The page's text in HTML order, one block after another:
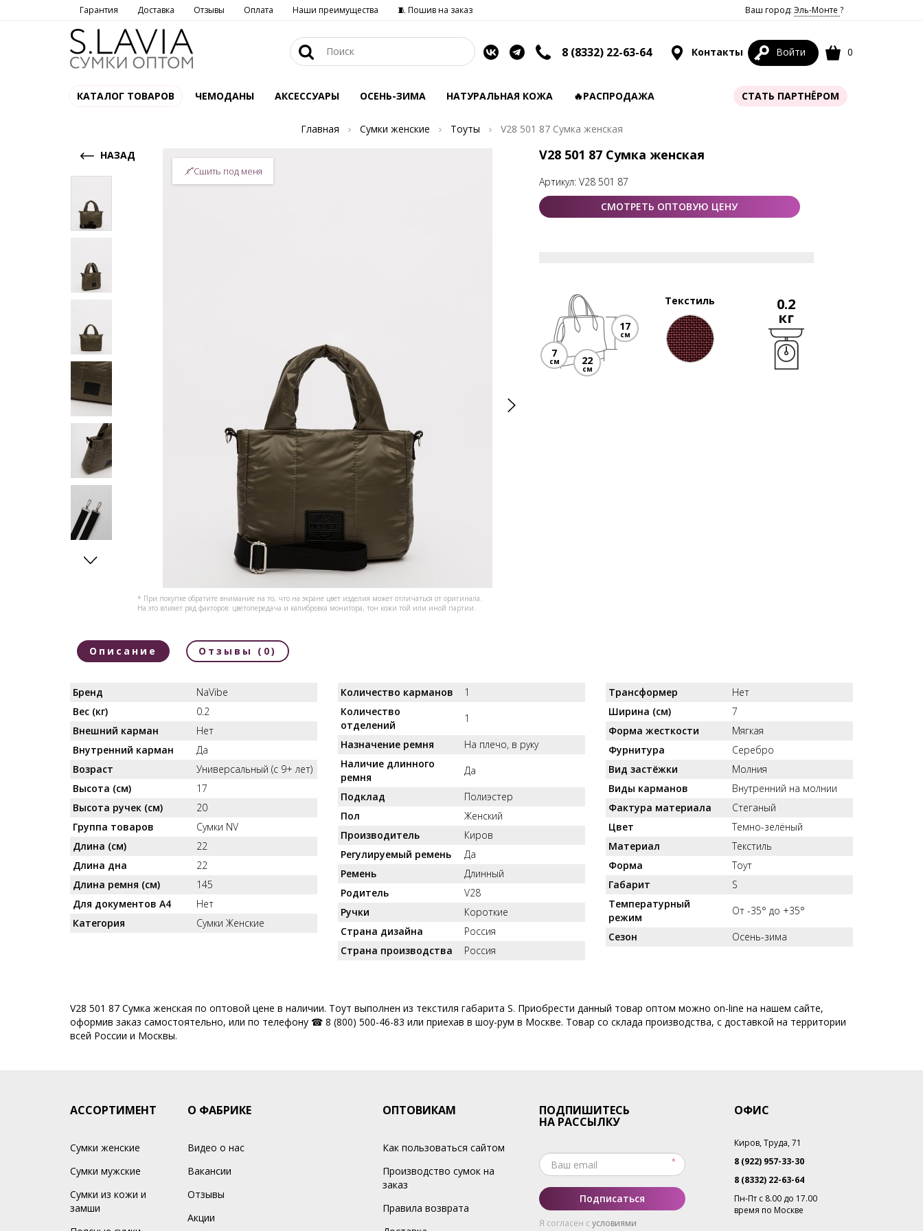
Гарантия Доставка Отзывы Оплата Наши преимущества 🧵 Пошив на заказ Ваш город: Эль-Монте ?
8 (8332) 22-63-64 Контакты Войти 0
КАТАЛОГ ТОВАРОВ ЧЕМОДАНЫ АКСЕССУАРЫ ОСЕНЬ-ЗИМА НАТУРАЛЬНАЯ КОЖА 🔥РАСПРОДАЖА СТАТЬ ПАРТНЁРОМ
Главная Сумки женские Тоуты
V28 501 87 Сумка женская
НАЗАД
* При покупке обратите внимание на то, что на экране цвет изделия может отличаться от оригинала.
На это влияет ряд факторов: цветопередача и калибровка монитора, тон кожи той или иной партии.
Сшить под меня
V28 501 87 Сумка женская
Артикул: V28 501 87
СМОТРЕТЬ ОПТОВУЮ ЦЕНУ
7
см
17
см
22
см
Текстиль 0.2
кг
Описание Отзывы (0)
Бренд
NaVibe
Вес (кг)
0.2
Внешний карман
Нет
Внутренний карман
Да
Возраст
Универсальный (с 9+ лет)
Высота (см)
17
Высота ручек (см)
20
Группа товаров
Сумки NV
Длина (см)
22
Длина дна
22
Длина ремня (см)
145
Для документов А4
Нет
Категория
Сумки Женские
Количество карманов
1
Количество
отделений
1
Назначение ремня
На плечо, в руку
Наличие длинного
ремня
Да
Подклад
Полиэстер
Пол
Женский
Производитель
Киров
Регулируемый ремень
Да
Ремень
Длинный
Родитель
V28
Ручки
Короткие
Страна дизайна
Россия
Страна производства
Россия
Трансформер
Нет
Ширина (см)
7
Форма жесткости
Мягкая
Фурнитура
Серебро
Вид застёжки
Молния
Виды карманов
Внутренний на молнии
Фактура материала
Стеганый
Цвет
Темно-зелёный
Материал
Текстиль
Форма
Тоут
Габарит
S
Температурный
режим
От -35° до +35°
Сезон
Осень-зима
V28 501 87 Сумка женская по оптовой цене в наличии. Тоут выполнен из текстиля габарита S. Приобрести данный товар оптом можно on-line на нашем сайте,
оформив заказ самостоятельно, или по телефону ☎ 8 (800) 500-46-83 или приехав в шоу-рум в Москве. Товар со склада производства, с доставкой на территории
всей России и Москвы.
АССОРТИМЕНТ
Сумки женские
Сумки мужские
Сумки из кожи и
замши
О ФАБРИКЕ
Видео о нас
Вакансии
Отзывы
Акции
ОПТОВИКАМ
Как пользоваться сайтом
Производство сумок на
заказ
Правила возврата
ПОДПИШИТЕСЬ
НА РАССЫЛКУ
Подписаться
Я согласен с условиями
ОФИС
Киров, Труда, 71
8 (922) 957-33-30
8 (8332) 22-63-64
Пн-Пт с 8.00 до 17.00
время по Москве